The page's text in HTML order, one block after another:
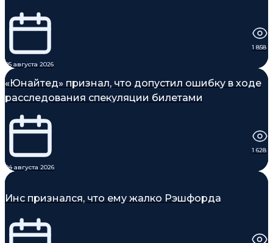
05 августа 2026
1 858
«Юнайтед» признал, что допустил ошибку в ходе
расследования спекуляции билетами
04 августа 2026
1 628
Инс признался, что ему жалко Рэшфорда